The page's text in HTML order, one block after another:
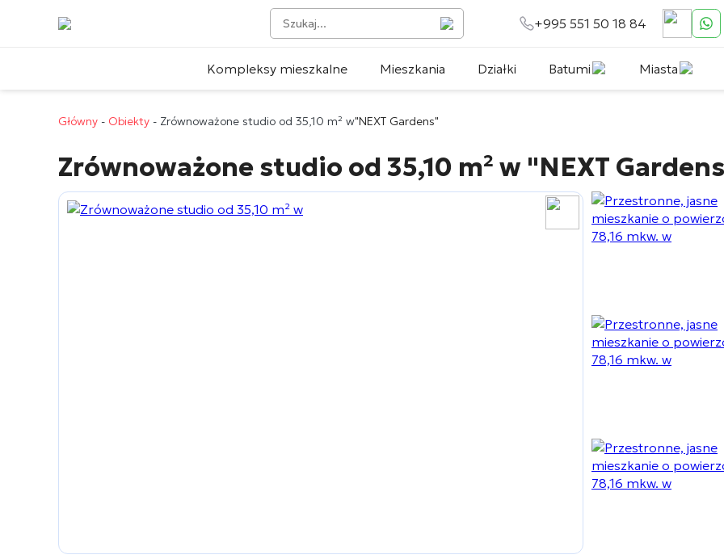
+995 551 50 18 84
Kompleksy mieszkalne Mieszkania Działki Batumi Miasta
Główny - Obiekty - Zrównoważone studio od 35,10 m² w"NEXT Gardens"
Zrównoważone studio od 35,10 m² w "NEXT